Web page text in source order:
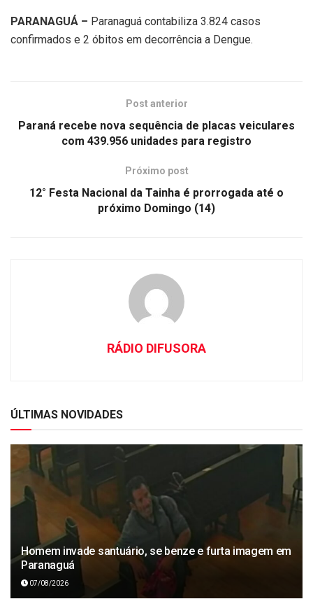
PARANAGUÁ – Paranaguá contabiliza 3.824 casos
confirmados e 2 óbitos em decorrência a Dengue.
Post anterior
Paraná recebe nova sequência de placas veiculares
com 439.956 unidades para registro
Próximo post
12° Festa Nacional da Tainha é prorrogada até o
próximo Domingo (14)
RÁDIO DIFUSORA
ÚLTIMAS NOVIDADES
Homem invade santuário, se benze e furta imagem em
Paranaguá
07/08/2026